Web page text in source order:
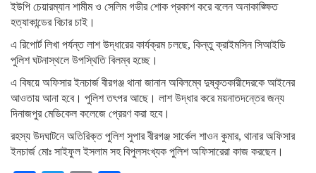
ইউপি চেয়ারম্যান শামীম ও সেলিম গভীর শোক প্রকাশ করে বলেন অনাকাঙ্ক্ষিত
হত্যাকান্ডের বিচার চাই।
এ রিপোর্ট লিখা পর্যন্ত লাশ উদ্ধারের কার্যক্রম চলছে, কিন্তু ক্রাইমসিন সিআইডি
পুলিশ ঘটনাস্থলে উপস্থিতি বিলম্ব হচ্ছে।
এ বিষয়ে অফিসার ইনচার্জ বীরগঞ্জ থানা জানান অবিলম্বে দুষ্কৃতকারীদেরকে আইনের
আওতায় আনা হবে। পুলিশ তৎপর আছে। লাশ উদ্ধার করে ময়নাতদন্তের জন্য
দিনাজপুর মেডিকেল কলেজে প্রেরণ করা হবে।
রহস্য উদঘাটনে অতিরিক্ত পুলিশ সুপার বীরগঞ্জ সার্কেল শাওন কুমার, থানার অফিসার
ইনচার্জ মোঃ সাইফুল ইসলাম সহ বিপুলসংখ্যক পুলিশ অফিসারেরা কাজ করছেন।